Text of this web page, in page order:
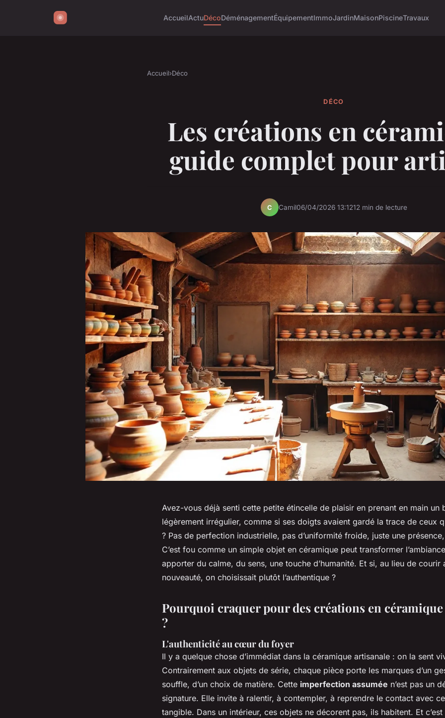
AccueilActuDécoDéménagementÉquipementImmoJardinMaisonPiscineTravaux
Accueil›Déco
DÉCO
Les créations en
guide complet pour
C Camil06/04/2026 13:1212 min de lecture
Avez-vous déjà senti cette petite étincelle de plaisir en prenant en main un
légèrement irrégulier, comme si ses doigts avaient gardé la trace de ceux
? Pas de perfection industrielle, pas d’uniformité froide, juste une
C’est fou comme un simple objet en céramique peut transformer
apporter du calme, du sens, une touche d’humanité. Et si, au lieu de courir
nouveauté, on choisissait plutôt l’authentique ?
Pourquoi craquer pour des créations en
?
L'authenticité au cœur du foyer
Il y a quelque chose d’immédiat dans la céramique artisanale : on la sent
Contrairement aux objets de série, chaque pièce porte les marques d’un
souffle, d’un choix de matière. Cette imperfection assumée n’est pas un
signature. Elle invite à ralentir, à contempler, à reprendre le contact avec
tangible. Dans un intérieur, ces objets ne décorent pas, ils habitent. Et